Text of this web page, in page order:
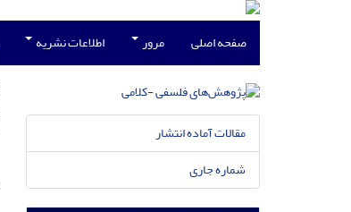
صفحه اصلی مرور اطلاعات نشریه
مقالات آماده انتشار
شماره جاری